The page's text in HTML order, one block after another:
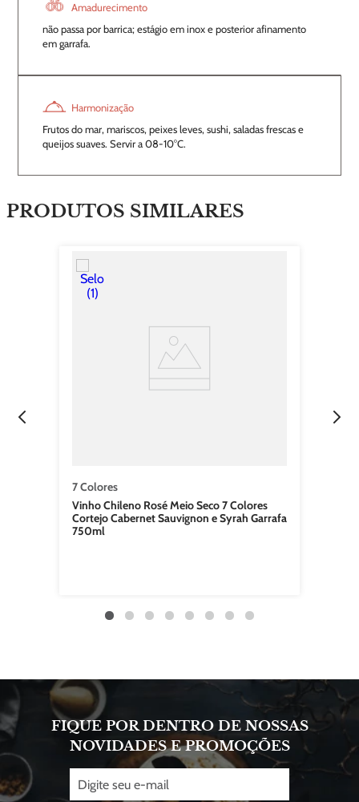
Amadurecimento
não passa por barrica; estágio em inox e posterior afinamento
em garrafa.
Harmonização
Frutos do mar, mariscos, peixes leves, sushi, saladas frescas e
queijos suaves. Servir a 08-10°C.
7 Colores
Vinho Chileno Rosé Meio Seco 7 Colores
Cortejo Cabernet Sauvignon e Syrah Garrafa
750ml
FIQUE POR DENTRO DE NOSSAS
NOVIDADES E PROMOÇÕES